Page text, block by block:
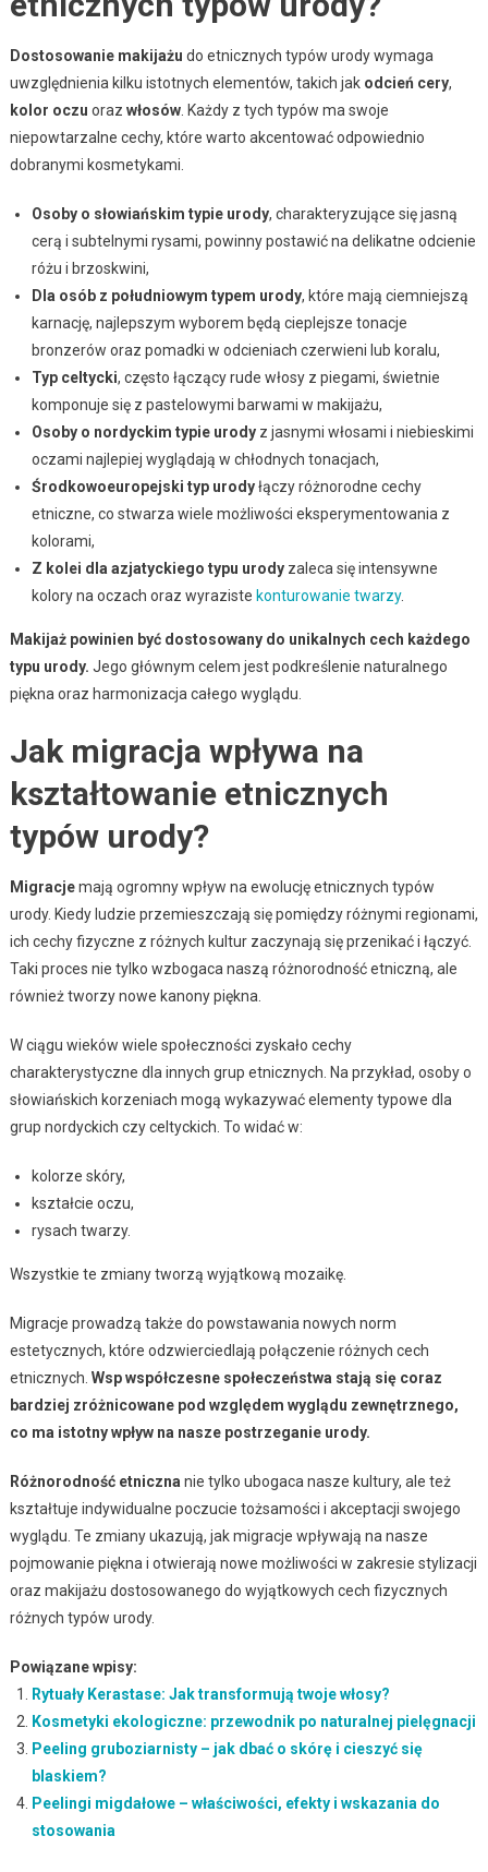
Dostosowanie makijażu do etnicznych typów urody wymaga
uwzględnienia kilku istotnych elementów, takich jak odcień cery,
kolor oczu oraz włosów. Każdy z tych typów ma swoje
niepowtarzalne cechy, które warto akcentować odpowiednio
dobranymi kosmetykami.
Osoby o słowiańskim typie urody, charakteryzujące się jasną
cerą i subtelnymi rysami, powinny postawić na delikatne odcienie
różu i brzoskwini,
Dla osób z południowym typem urody, które mają ciemniejszą
karnację, najlepszym wyborem będą cieplejsze tonacje
bronzerów oraz pomadki w odcieniach czerwieni lub koralu,
Typ celtycki, często łączący rude włosy z piegami, świetnie
komponuje się z pastelowymi barwami w makijażu,
Osoby o nordyckim typie urodyz jasnymi włosami i niebieskimi
oczami najlepiej wyglądają w chłodnych tonacjach,
Środkowoeuropejski typ urodyłączy różnorodne cechy
etniczne, co stwarza wiele możliwości eksperymentowania z
kolorami,
Z kolei dla azjatyckiego typu urodyzaleca się intensywne
kolory na oczach oraz wyraziste konturowanie twarzy.
Makijaż powinien być dostosowany do unikalnych cech każdego
typu urody. Jego głównym celem jest podkreślenie naturalnego
piękna oraz harmonizacja całego wyglądu.
Jak migracja wpływa na
kształtowanie etnicznych
typów urody?
Migracjemają ogromny wpływ na ewolucję etnicznych typów
urody. Kiedy ludzie przemieszczają się pomiędzy różnymi regionami,
ich cechy fizyczne z różnych kultur zaczynają się przenikać i łączyć.
Taki proces nie tylko wzbogaca naszą różnorodność etniczną, ale
również tworzy nowe kanony piękna.
W ciągu wieków wiele społeczności zyskało cechy
charakterystyczne dla innych grup etnicznych. Na przykład, osoby o
słowiańskich korzeniach mogą wykazywać elementy typowe dla
grup nordyckich czy celtyckich. To widać w:
kolorze skóry,
kształcie oczu,
rysach twarzy.
Wszystkie te zmiany tworzą wyjątkową mozaikę.
Migracje prowadzą także do powstawania nowych norm
estetycznych, które odzwierciedlają połączenie różnych cech
etnicznych. Wsp współczesne społeczeństwa stają się coraz
bardziej zróżnicowane pod względem wyglądu zewnętrznego,
co ma istotny wpływ na nasze postrzeganie urody.
Różnorodność etniczna nie tylko ubogaca nasze kultury, ale też
kształtuje indywidualne poczucie tożsamości i akceptacji swojego
wyglądu. Te zmiany ukazują, jak migracje wpływają na nasze
pojmowanie piękna i otwierają nowe możliwości w zakresie stylizacji
oraz makijażu dostosowanego do wyjątkowych cech fizycznych
różnych typów urody.
Powiązane wpisy:
Rytuały Kerastase: Jak transformują twoje włosy?
Kosmetyki ekologiczne: przewodnik po naturalnej pielęgnacji
Peeling gruboziarnisty – jak dbać o skórę i cieszyć się
blaskiem?
Peelingi migdałowe – właściwości, efekty i wskazania do
stosowania